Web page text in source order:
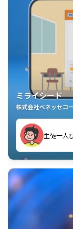
ミライシード
株式会社ベネッセコ
生徒一人
教室中の
ことが楽